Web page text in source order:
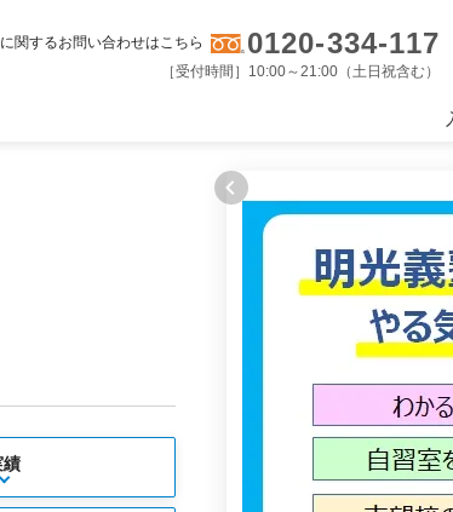
関するお問い合わせはこちら 0120-334-117
［受付時間］10:00～21:00（土日祝含む）
績